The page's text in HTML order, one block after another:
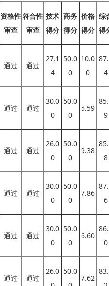
资格性
审查
符合性
审查
技术
得分
商务
得分
价格
得分
综
得
通过 通过
27.1
4
50.0
0
10.0
0
4
通过 通过
30.0
0
50.0
0
5.59
9
通过 通过
26.0
0
50.0
0
9.38
8
通过 通过
30.0
0
50.0
0
7.86
6
通过 通过
30.0
0
50.0
0
6.60
0
通过 通过
26.0 50.0
7.62